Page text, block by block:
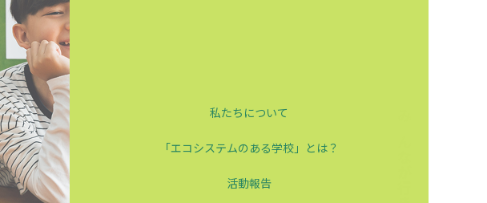
私たちについて
「エコシステムのある学校」とは？
活動報告